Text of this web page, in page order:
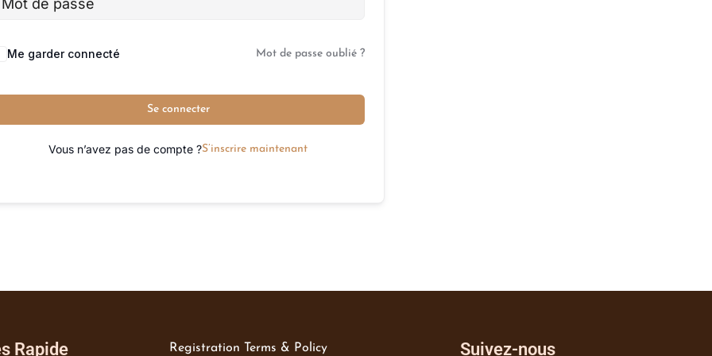
Me garder connecté Mot de passe oublié ?
Se connecter
Vous n’avez pas de compte ?S’inscrire maintenant
Rapide Registration Terms & Policy Suivez-nous